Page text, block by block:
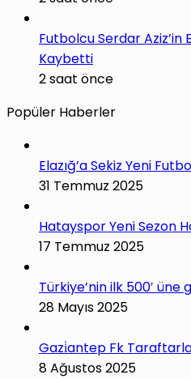
Futbolcu Serdar Aziz’in
Kaybetti
2 saat önce
Popüler Haberler
Elazığ’a Sekiz Yeni
31 Temmuz 2025
Hatayspor Yeni Sezon
17 Temmuz 2025
Türkiye’nin ilk 500′ üne
28 Mayıs 2025
Gazi̇antep Fk
8 Ağustos 2025